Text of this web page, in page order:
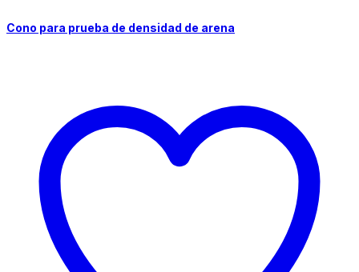
Cono para prueba de densidad de arena